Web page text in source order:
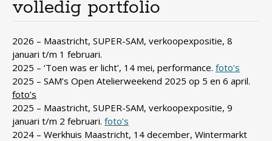
volledig portfolio
2026 – Maastricht, SUPER-SAM, verkoopexpositie, 8
januari t/m 1 februari.
2025 – ‘Toen was er licht’, 14 mei, performance. foto’s
2025 – SAM’s Open Atelierweekend 2025 op 5 en 6 april.
foto’s
2025 – Maastricht, SUPER-SAM, verkoopexpositie, 9
januari t/m 2 februari. foto’s
2024 – Werkhuis Maastricht, 14 december, Wintermarkt